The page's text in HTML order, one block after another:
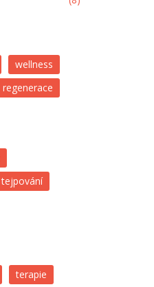
wellness
regenerace
tejpování
terapie